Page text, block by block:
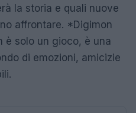
la storia e quali nuove
affrontare. *Digimon
è solo un gioco, è una
di emozioni, amicizie